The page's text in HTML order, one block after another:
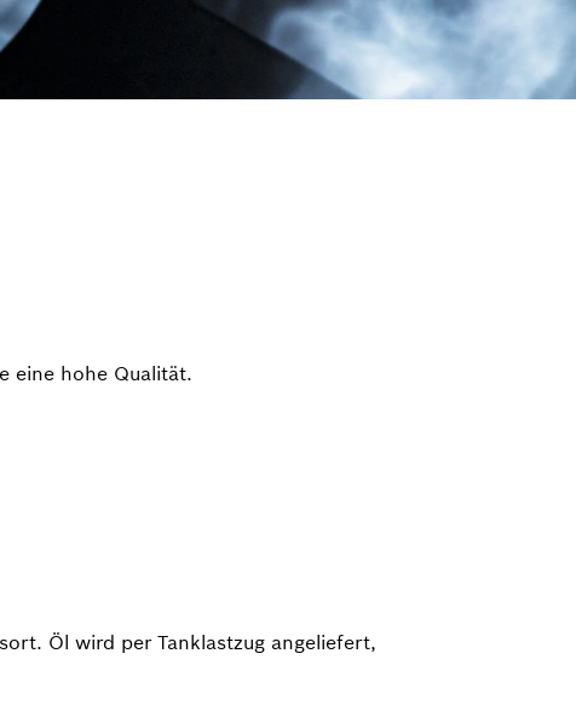
eine hohe Qualität.
Öl wird per Tanklastzug angeliefert,